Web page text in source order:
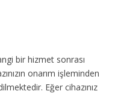
bir hizmet sonrası
onarım işleminden
Eğer cihazınız